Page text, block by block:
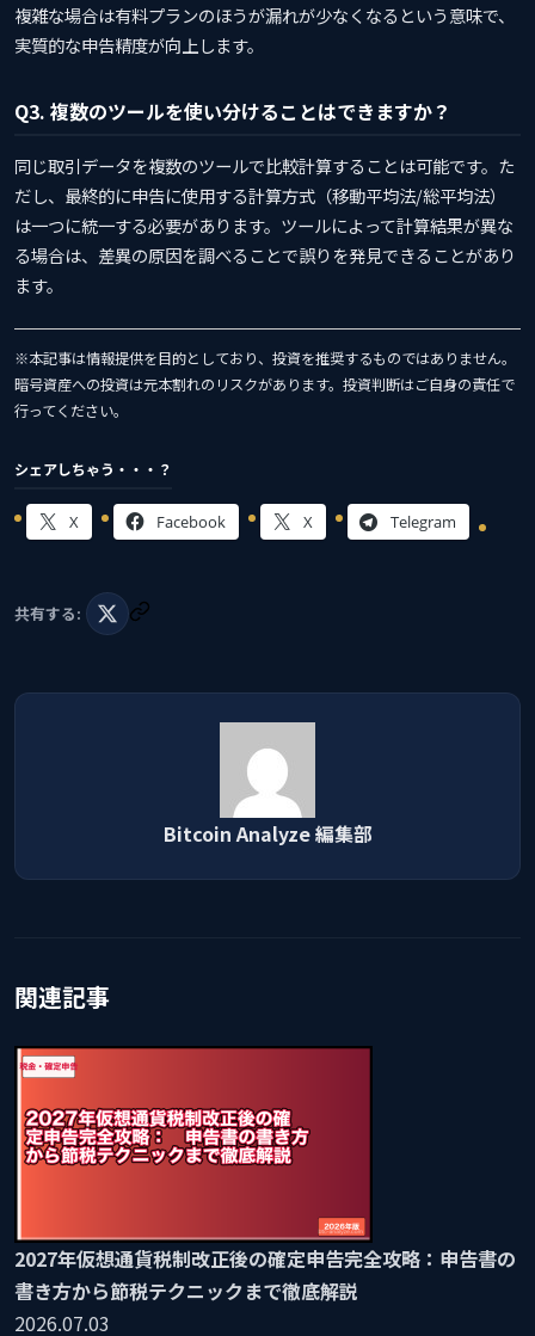
複雑な場合は有料プランのほうが漏れが少なくなるという意味で、
実質的な申告精度が向上します。
Q3. 複数のツールを使い分けることはできますか？
同じ取引データを複数のツールで比較計算することは可能です。た
だし、最終的に申告に使用する計算方式（移動平均法/総平均法）
は一つに統一する必要があります。ツールによって計算結果が異な
る場合は、差異の原因を調べることで誤りを発見できることがあり
ます。
※本記事は情報提供を目的としており、投資を推奨するものではありません。
暗号資産への投資は元本割れのリスクがあります。投資判断はご自身の責任で
行ってください。
シェアしちゃう・・・？
X Facebook X Telegram
共有する:
Bitcoin Analyze 編集部
関連記事
2027年仮想通貨税制改正後の確定申告完全攻略：申告書の
書き方から節税テクニックまで徹底解説
2026.07.03